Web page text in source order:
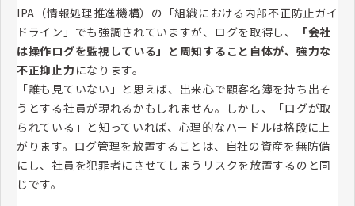
IPA（情報処理推進機構）の「組織における内部不正防止ガイ
ドライン」でも強調されていますが、ログを取得し、
「会社
は操作ログを監視している」と周知すること自体が、強力な
不正抑止力 になります。
「誰も見ていない」と思えば、出来心で顧客名簿を持ち出そ
うとする社員が現れるかもしれません。しかし、「ログが取
られている」と知っていれば、心理的なハードルは格段に上
がります。ログ管理を放置することは、自社の資産を無防備
にし、社員を犯罪者にさせてしまうリスクを放置するのと同
じです。